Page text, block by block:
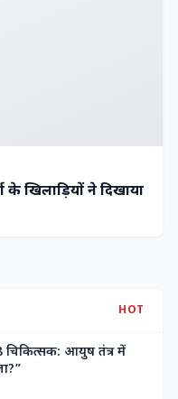
के खिलाड़ियों ने दिखाया
HOT
चिकित्सक: आयुष तंत्र में